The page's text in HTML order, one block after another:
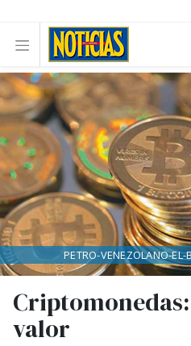
valor
PETRO-VENEZOLANO-